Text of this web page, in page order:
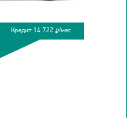
Кредит 14 722 ₽/мес